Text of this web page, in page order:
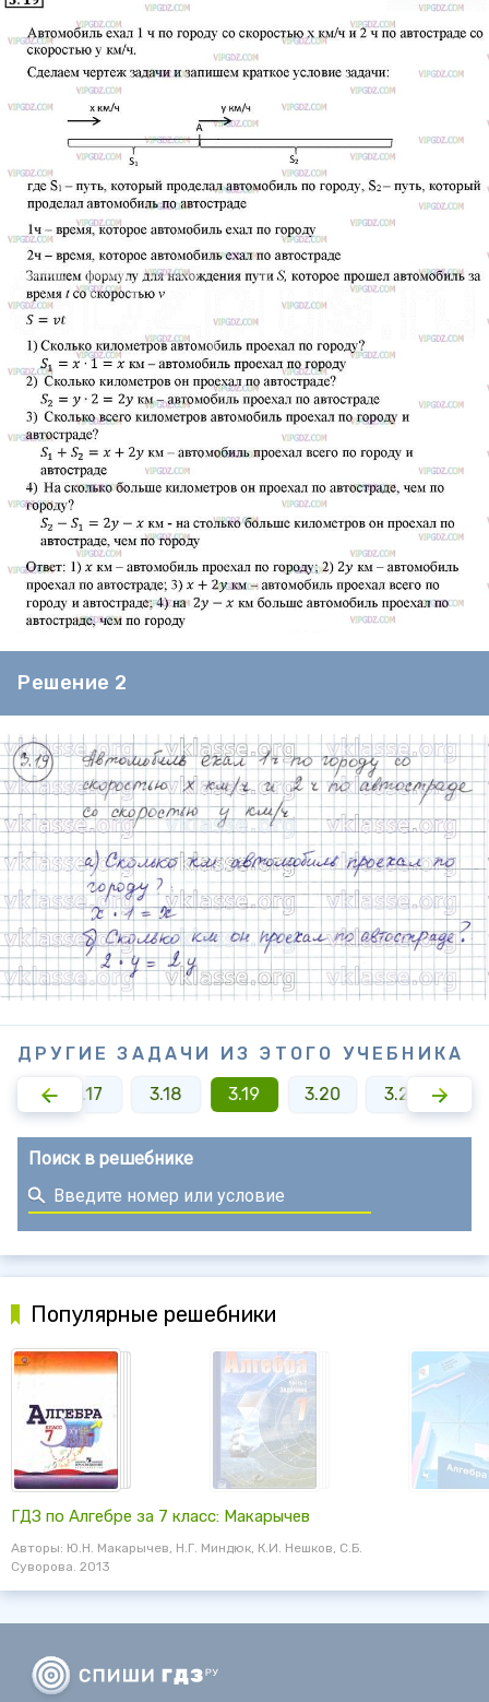
Решение 2
ДРУГИЕ ЗАДАЧИ ИЗ ЭТОГО УЧЕБНИКА
3.17 3.18 3.19 3.20 3.21
Поиск в решебнике
Популярные решебники
ГДЗ по Алгебре за 7 класс: Макарычев
Авторы: Ю.Н. Макарычев, Н.Г. Миндюк, К.И. Нешков, С.Б.
Суворова. 2013